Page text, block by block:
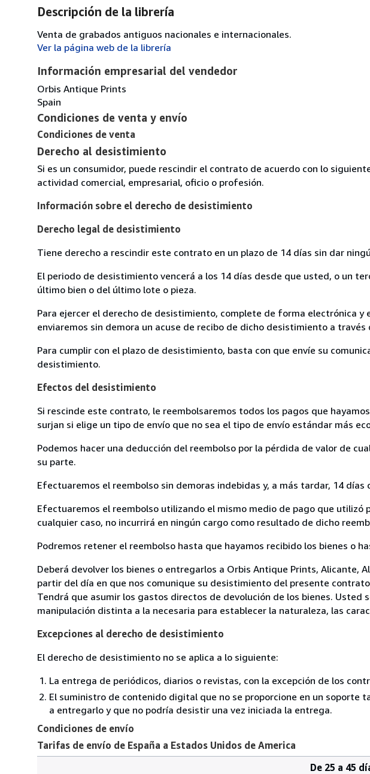
Descripción de la librería
Venta de grabados antiguos nacionales e internacionales.
Ver la página web de la librería
Información empresarial del vendedor
Orbis Antique Prints
Spain
Condiciones de venta y envío
Condiciones de venta
Derecho al desistimiento
Si es un consumidor, puede rescindir el contrato de acuerdo con lo
actividad comercial, empresarial, oficio o profesión.
Información sobre el derecho de desistimiento
Derecho legal de desistimiento
Tiene derecho a rescindir este contrato en un plazo de 14 días sin dar
El periodo de desistimiento vencerá a los 14 días desde que usted, o un
último bien o del último lote o pieza.
Para ejercer el derecho de desistimiento, complete de forma electrónica y
enviaremos sin demora un acuse de recibo de dicho desistimiento a
Para cumplir con el plazo de desistimiento, basta con que envíe su
desistimiento.
Efectos del desistimiento
Si rescinde este contrato, le reembolsaremos todos los pagos que
surjan si elige un tipo de envío que no sea el tipo de envío estándar más
Podemos hacer una deducción del reembolso por la pérdida de valor de
su parte.
Efectuaremos el reembolso sin demoras indebidas y, a más tardar, 14
Efectuaremos el reembolso utilizando el mismo medio de pago que
cualquier caso, no incurrirá en ningún cargo como resultado de dicho
Podremos retener el reembolso hasta que hayamos recibido los bienes o
Deberá devolver los bienes o entregarlos a Orbis Antique Prints, Alicante,
partir del día en que nos comunique su desistimiento del presente
Tendrá que asumir los gastos directos de devolución de los bienes. Usted
manipulación distinta a la necesaria para establecer la naturaleza, las
Excepciones al derecho de desistimiento
El derecho de desistimiento no se aplica a lo siguiente:
La entrega de periódicos, diarios o revistas, con la excepción de los
El suministro de contenido digital que no se proporcione en un soporte
a entregarlo y que no podría desistir una vez iniciada la entrega.
Condiciones de envío
Tarifas de envío de España a Estados Unidos de America
De 25 a 45